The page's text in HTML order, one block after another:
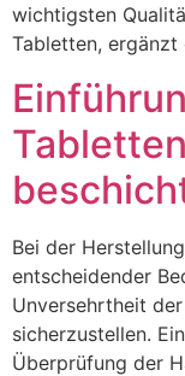
wichtigsten
Tabletten, ergänzt
Bei der
entscheidender
Unversehrtheit
sicherzustellen.
Überprüfung der